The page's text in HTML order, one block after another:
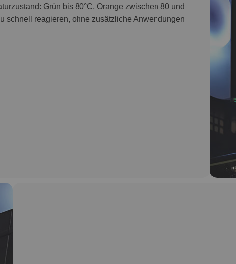
Grün bis 80°C, Orange zwischen 80 und
schnell reagieren, ohne zusätzliche Anwendungen